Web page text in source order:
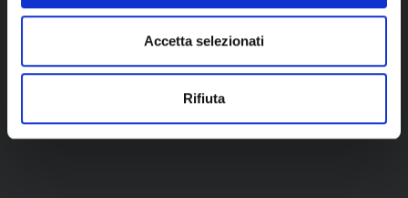
Accetta selezionati
Rifiuta